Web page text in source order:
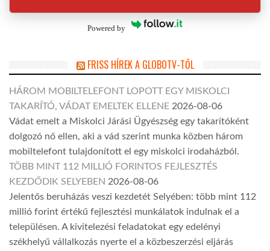
Powered by
FRISS HÍREK A GLOBOTV-TŐL
HÁROM MOBILTELEFONT LOPOTT EGY MISKOLCI
TAKARÍTÓ, VÁDAT EMELTEK ELLENE 2026-08-06
Vádat emelt a Miskolci Járási Ügyészség egy takarítóként
dolgozó nő ellen, aki a vád szerint munka közben három
mobiltelefont tulajdonított el egy miskolci irodaházból.
TÖBB MINT 112 MILLIÓ FORINTOS FEJLESZTÉS
KEZDŐDIK SELYEBEN 2026-08-06
Jelentős beruházás veszi kezdetét Selyében: több mint 112
millió forint értékű fejlesztési munkálatok indulnak el a
településen. A kivitelezési feladatokat egy edelényi
székhelyű vállalkozás nyerte el a közbeszerzési eljárás